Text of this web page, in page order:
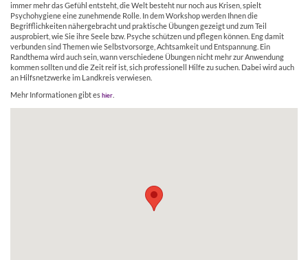
immer mehr das Gefühl entsteht, die Welt besteht nur noch aus Krisen, spielt
Psychohygiene eine zunehmende Rolle. In dem Workshop werden Ihnen die
Begrifflichkeiten nähergebracht und praktische Übungen gezeigt und zum Teil
ausprobiert, wie Sie ihre Seele bzw. Psyche schützen und pflegen können. Eng damit
verbunden sind Themen wie Selbstvorsorge, Achtsamkeit und Entspannung. Ein
Randthema wird auch sein, wann verschiedene Übungen nicht mehr zur Anwendung
kommen sollten und die Zeit reif ist, sich professionell Hilfe zu suchen. Dabei wird auch
an Hilfsnetzwerke im Landkreis verwiesen.
Mehr Informationen gibt eshier